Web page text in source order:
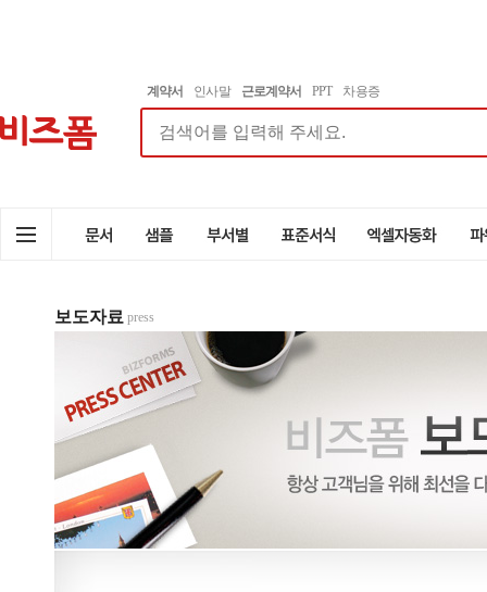
계약서 인사말 근로계약서 PPT 차용증
보도자료 press